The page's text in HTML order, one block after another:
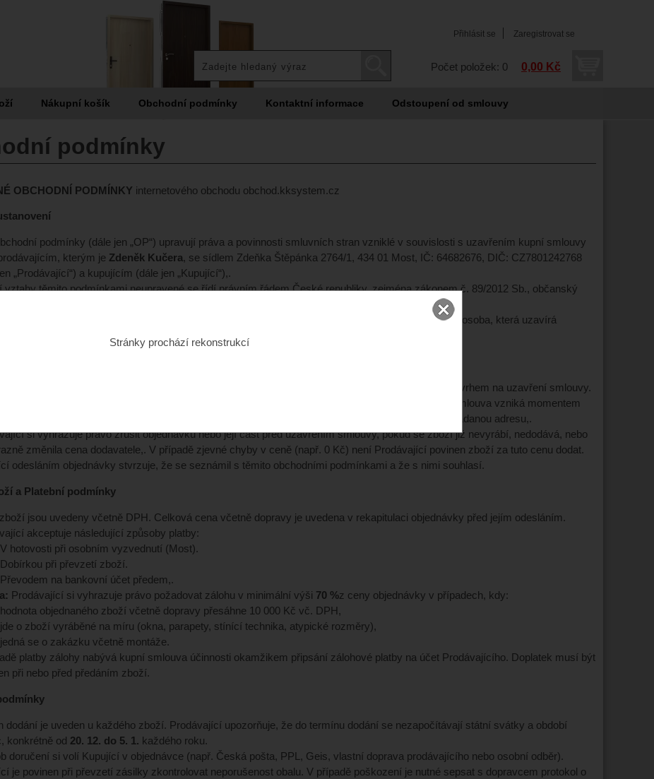
Přihlásit se Zaregistrovat se
Počet položek: 0 0,00 Kč
Nákupní košík Obchodní podmínky Kontaktní informace Odstoupení od smlouvy
podmínky
OBCHODNÍ PODMÍNKY internetového obchodu obchod.kksystem.cz
podmínky (dále jen „OP“) upravují práva a povinnosti smluvních stran vzniklé v souvislosti s uzavřením kupní smlouvy
kterým je Zdeněk Kučera, se sídlem Zdeňka Štěpánka 2764/1, 434 01 Most, IČ: 64682676, DIČ: CZ7801242768
„Prodávající“) a kupujícím (dále jen „Kupující“),.
vztahy těmito podmínkami neupravené se řídí právním řádem České republiky, zejména zákonem č. 89/2012 Sb., občanský
podnikatel
(osoba, která uzavírá
v souvislosti s vlastní obchodní či výrobní činností),.
prezentace zboží umístěná ve webovém rozhraní obchodu je informativního charakteru a není návrhem na uzavření smlouvy.
spotřebitel, návrhem k uzavření kupní smlouvy je odeslání objednávky Kupujícím. Kupní smlouva vzniká momentem
. Toto přijetí Prodávající potvrdí Kupujícímu informativním e-mailem na zadanou adresu,.
si vyhrazuje právo zrušit objednávku nebo její část před uzavřením smlouvy, pokud se zboží již nevyrábí, nedodává, nebo
změnila cena dodavatele,. V případě zjevné chyby v ceně (např. 0 Kč) není Prodávající povinen zboží za tuto cenu dodat.
odesláním objednávky stvrzuje, že se seznámil s těmito obchodními podmínkami a že s nimi souhlasí.
a Platební podmínky
jsou uvedeny včetně DPH. Celková cena včetně dopravy je uvedena v rekapitulaci objednávky před jejím odesláním.
akceptuje následující způsoby platby:
V hotovosti při osobním vyzvednutí (Most).
Dobírkou při převzetí zboží.
Převodem na bankovní účet předem,.
Prodávající si vyhrazuje právo požadovat zálohu v minimální výši 70 %z ceny objednávky v případech, kdy:
hodnota objednaného zboží včetně dopravy přesáhne 10 000 Kč vč. DPH,
jde o zboží vyráběné na míru (okna, parapety, stínící technika, atypické rozměry),
jedná se o zakázku včetně montáže.
platby zálohy nabývá kupní smlouva účinnosti okamžikem připsání zálohové platby na účet Prodávajícího. Doplatek musí být
při nebo před předáním zboží.
dodání je uveden u každého zboží. Prodávající upozorňuje, že do termínu dodání se nezapočítávají státní svátky a období
konkrétně od 20. 12. do 5. 1. každého roku.
doručení si volí Kupující v objednávce (např. Česká pošta, PPL, Geis, vlastní doprava prodávajícího nebo osobní odběr).
je povinen při převzetí zásilky zkontrolovat neporušenost obalu. V případě poškození je nutné sepsat s dopravcem protokol o
Stránky prochází rekonstrukcí